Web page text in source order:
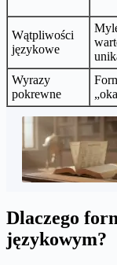
Wątpliwości
językowe
Wyrazy
pokrewne
Dlaczego
językowym?